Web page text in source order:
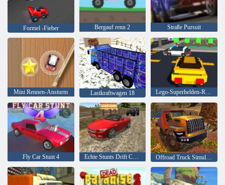
Formel -Fieber Bergauf renn 2 Straße Pursuit
Mini Rennen-Ansturm Lastkraftwagen 18 Lego-Superhelden-Rennen
Fly Car Stunt 4 Echte Stunts Drift Car Driving 3d Offroad Truck Simulator Hill Climb